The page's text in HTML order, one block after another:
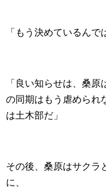
「もう決めているんで
「良い知らせは、桑
の同期はもう虐められ
は土木部だ」
その後、桑原はサクラ
に、